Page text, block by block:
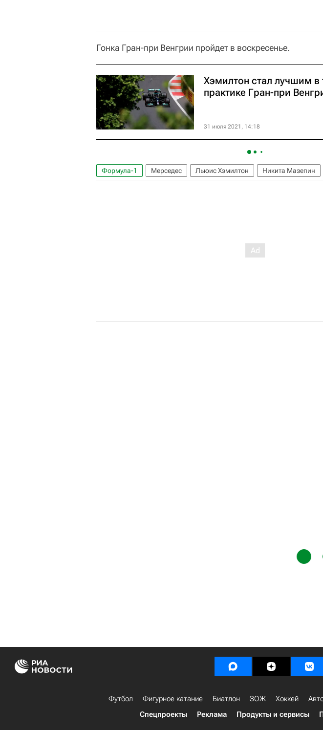
Гонка Гран-при Венгрии пройдет в воскресенье.
Хэмилтон стал лучшим в
практике Гран-при
31 июля 2021, 14:18
Формула-1 Мерседес Льюис Хэмилтон Никита Мазепин
Футбол Фигурное катание Биатлон ЗОЖ Хоккей
Спецпроекты
Реклама Продукты и сервисы